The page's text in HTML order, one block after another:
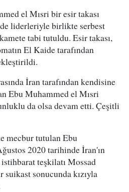
el Mısri bir esir takası
liderleriyle birlikte serbest
tabi tutuldu. Esir takası,
El Kaide tarafından
İran tarafından kendisine
Ebu Muhammed el Mısri
da olsa devam etti. Çeşitli
mecbur tutulan Ebu
2020 tarihinde İran'ın
teşkilatı Mossad
suikast sonucunda kızıyla